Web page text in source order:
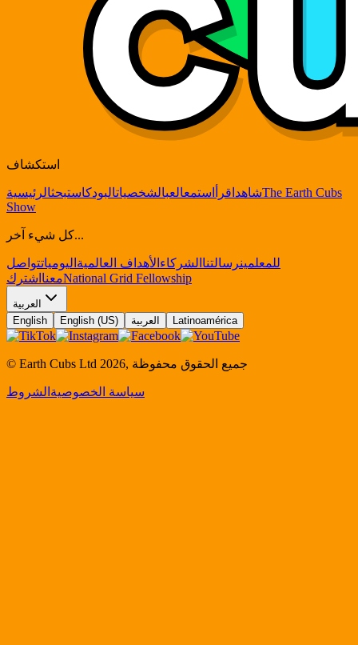
استكشاف
شاهد اقرأ استمعالعبالشخصياتالبودكاستبحثالرئيسية
The Earth Cubs
Show
كل شيء آخر...
للمعلمينرسالتنا الشركاء الأهداف العالمية اليومياتتواصل
معنا اشترك National Grid Fellowship
العربية
English
English (US) العربية Latinoamérica
© Earth Cubs Ltd 2026, جميع الحقوق محفوظة
سياسة الخصوصية الشروط